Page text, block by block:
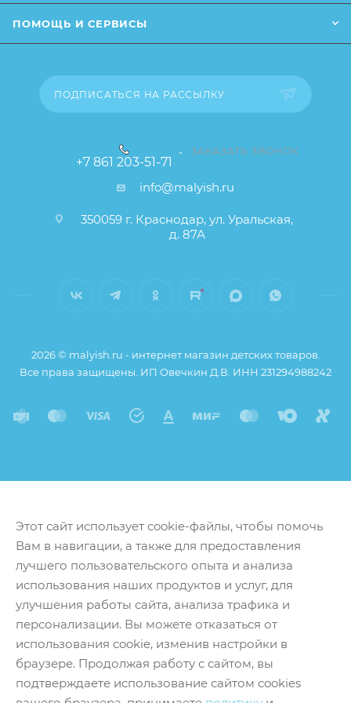
товара), при этом основные потребительские
ПОМОЩЬ И СЕРВИСЫ
ПОДПИСАТЬСЯ НА РАССЫЛКУ
+7 861 203-51-71
ЗАКАЗАТЬ ЗВОНОК
info@malyish.ru
350059 г. Краснодар, ул. Уральская,
д. 87А
2026 © malyish.ru - интернет магазин детских товаров.
Все права защищены. ИП Овечкин Д.В. ИНН 231294988242
Этот сайт использует cookie-файлы, чтобы помочь
Вам в навигации, а также для предоставления
лучшего пользовательского опыта и анализа
использования наших продуктов и услуг, для
улучшения работы сайта, анализа трафика и
персонализации. Вы можете отказаться от
использования cookie, изменив настройки в
браузере. Продолжая работу с сайтом, вы
подтверждаете использование сайтом cookies